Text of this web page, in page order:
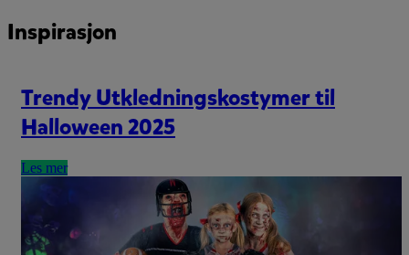
Inspirasjon
Trendy Utkledningskostymer til
Halloween 2025
Les mer